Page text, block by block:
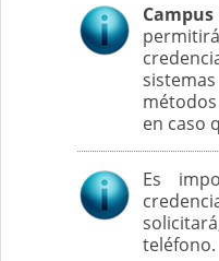
en caso
Es
teléfono.